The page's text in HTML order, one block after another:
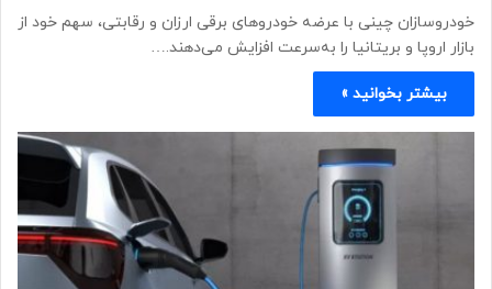
خودروسازان چینی با عرضه خودروهای برقی ارزان و رقابتی، سهم خود از
بازار اروپا و بریتانیا را به‌سرعت افزایش می‌دهند.…
بیشتر بخوانید »